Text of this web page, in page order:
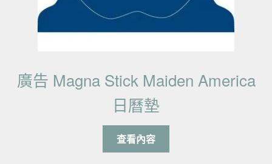
廣告 Magna Stick Maiden America
日曆墊
查看內容